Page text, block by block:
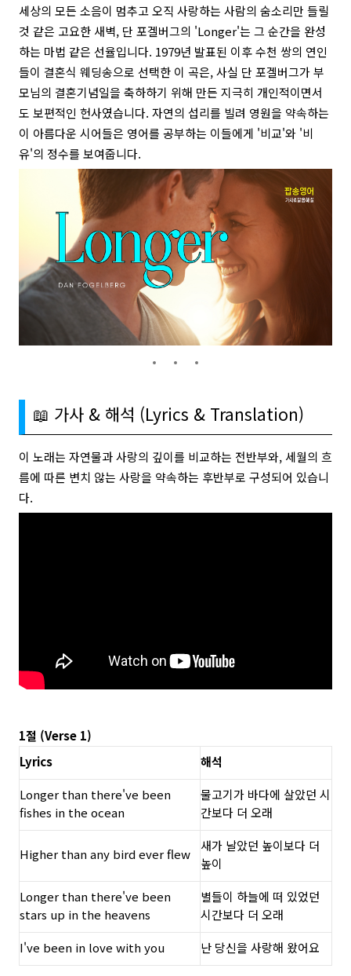
세상의 모든 소음이 멈추고 오직 사랑하는 사람의 숨소리만 들릴
것 같은 고요한 새벽, 단 포겔버그의 'Longer'는 그 순간을 완성
하는 마법 같은 선율입니다. 1979년 발표된 이후 수천 쌍의 연인
들이 결혼식 웨딩송으로 선택한 이 곡은, 사실 단 포겔버그가 부
모님의 결혼기념일을 축하하기 위해 만든 지극히 개인적이면서
도 보편적인 헌사였습니다. 자연의 섭리를 빌려 영원을 약속하는
이 아름다운 시어들은 영어를 공부하는 이들에게 '비교'와 '비
유'의 정수를 보여줍니다.
📖 가사 & 해석 (Lyrics & Translation)
이 노래는 자연물과 사랑의 깊이를 비교하는 전반부와, 세월의 흐
름에 따른 변치 않는 사랑을 약속하는 후반부로 구성되어 있습니
다.
1절 (Verse 1)
Lyrics
해석
Longer than there've been
fishes in the ocean
물고기가 바다에 살았던 시
간보다 더 오래
Higher than any bird ever flew
새가 날았던 높이보다 더
높이
Longer than there've been
stars up in the heavens
별들이 하늘에 떠 있었던
시간보다 더 오래
I've been in love with you
난 당신을 사랑해 왔어요